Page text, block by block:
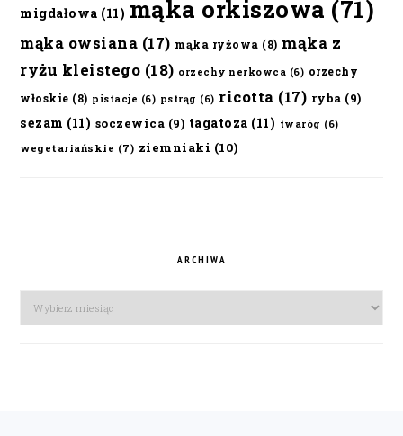
migdałowa (11) mąka orkiszowa (71)
mąka owsiana (17) mąka ryżowa (8) mąka z
ryżu kleistego (18) orzechy nerkowca (6) orzechy
włoskie (8) pistacje (6) pstrąg (6) ricotta (17) ryba (9)
sezam (11) soczewica (9) tagatoza (11) twaróg (6)
wegetariańskie (7) ziemniaki (10)
ARCHIWA
Archiwa